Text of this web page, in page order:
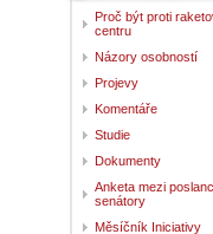
Proč být proti
centru
Názory osobností
Projevy
Komentáře
Studie
Dokumenty
Anketa mezi
senátory
Měsíčník Iniciativy